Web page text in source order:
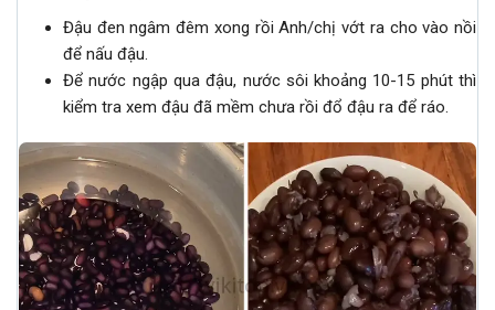
Đậu đen ngâm đêm xong rồi Anh/chị vớt ra cho vào nồi
để nấu đậu.
Để nước ngập qua đậu, nước sôi khoảng 10-15 phút thì
kiểm tra xem đậu đã mềm chưa rồi đổ đậu ra để ráo.